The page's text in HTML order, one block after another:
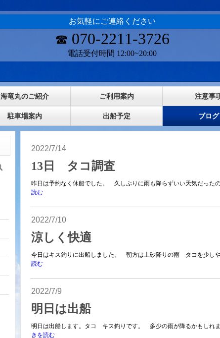
お気軽にご連絡ください
☎ 070-2211-3726
電話受付時間 12:00~20:00
海竜丸のご紹介 ご利用案内 注意事
駐車場案内 出船予定 ブログ
2022/7/14
13日 タコ調査
昨日は予約なく休船でした。 久しぶりに雨も降らずいい天気だった
読む
2022/7/10
涼しく快適
今日はキス釣りに出船しました。 朝方は土砂降りの雨 タコを少し
読む
2022/7/9
明日は出船
明日は出船します。タコ キス釣りです。 多少の雨が降るかもし
きを読む